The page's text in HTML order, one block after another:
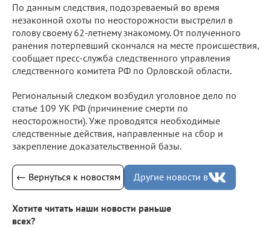
По данным следствия, подозреваемый во время
незаконной охоты по неосторожности выстрелил в
голову своему 62-летнему знакомому. От полученного
ранения потерпевший скончался на месте происшествия,
сообщает пресс-служба следственного управления
следственного комитета РФ по Орловской области.
Региональный следком возбудил уголовное дело по
статье 109 УК РФ (причинение смерти по
неосторожности). Уже проводятся необходимые
следственные действия, направленные на сбор и
закрепление доказательственной базы.
← Вернуться к новостям Другие новости в
Хотите читать наши новости раньше
всех?